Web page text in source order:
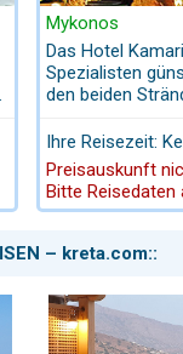
Mykonos
Das Hotel
Spezialisten
den beiden
Hotel Kamari
Kombireise mit
Ihre Reisezeit:
Preisauskunft
Bitte Reisedaten
– kreta.com::